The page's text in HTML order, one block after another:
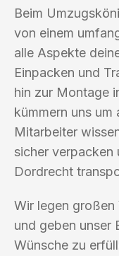
Beim
von einem
alle Aspekte
Einpacken und
hin zur Montage
kümmern uns um
Mitarbeiter
sicher verpacken
Dordrecht
Wir legen großen
und geben unser
Wünsche zu